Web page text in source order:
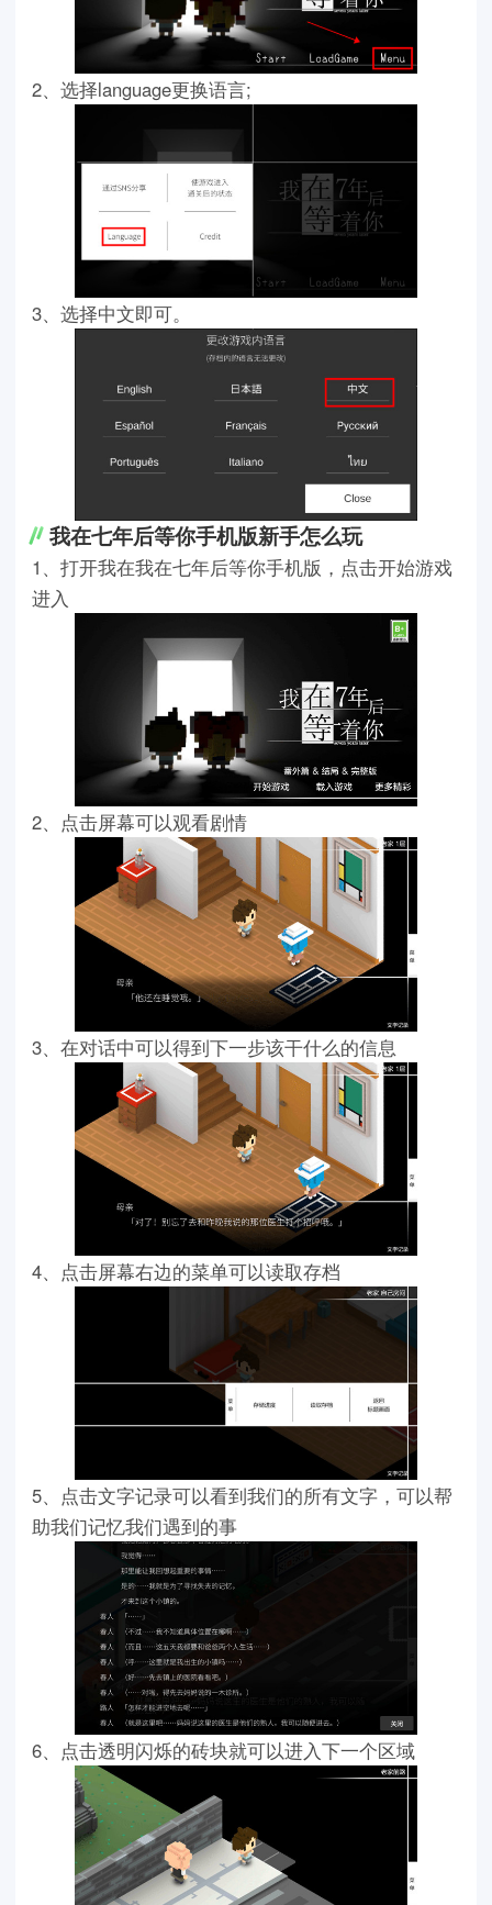
2、选择language更换语言;
3、选择中文即可。
我在七年后等你手机版新手怎么玩
1、打开我在我在七年后等你手机版，点击开始游戏
进入
2、点击屏幕可以观看剧情
3、在对话中可以得到下一步该干什么的信息
4、点击屏幕右边的菜单可以读取存档
5、点击文字记录可以看到我们的所有文字，可以帮
助我们记忆我们遇到的事
6、点击透明闪烁的砖块就可以进入下一个区域